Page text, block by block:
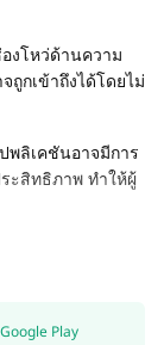
งโหว่ด้านความ
ถูกเข้าถึงได้โดยไม่
พลิเคชันอาจมีการ
ะสิทธิภาพ ทำให้ผู้
Google Play